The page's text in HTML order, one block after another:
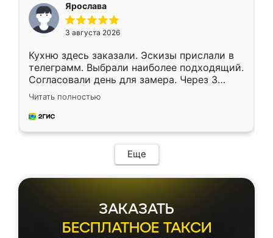
Ярослава
3 августа 2026
Кухню здесь заказали. Эскизы прислали в
телеграмм. Выбрали наиболее подходящий.
Согласовали день для замера. Через 3
недели кухня была уже готова. Остались
довольны работой. Спасибо Ренессанс
мебель за качественную работу!
Читать полностью
Еще
ЗАКАЗАТЬ
БЕСПЛАТНОЕ ТАКСИ